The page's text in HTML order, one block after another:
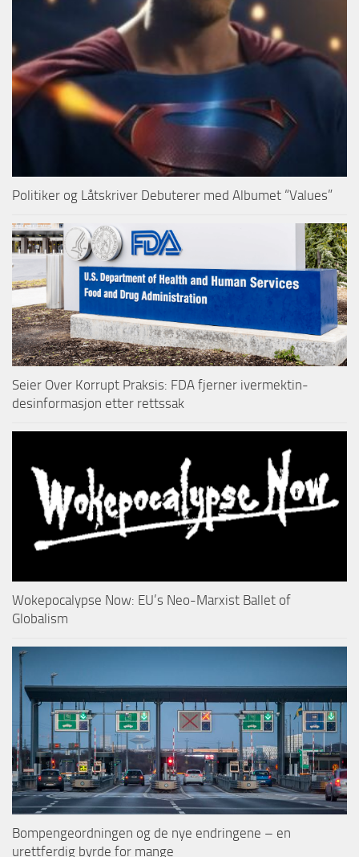
Politiker og Låtskriver Debuterer med Albumet “Values”
Seier Over Korrupt Praksis: FDA fjerner ivermektin-
desinformasjon etter rettssak
Wokepocalypse Now: EU’s Neo-Marxist Ballet of
Globalism
Bompengeordningen og de nye endringene – en
urettferdig byrde for mange